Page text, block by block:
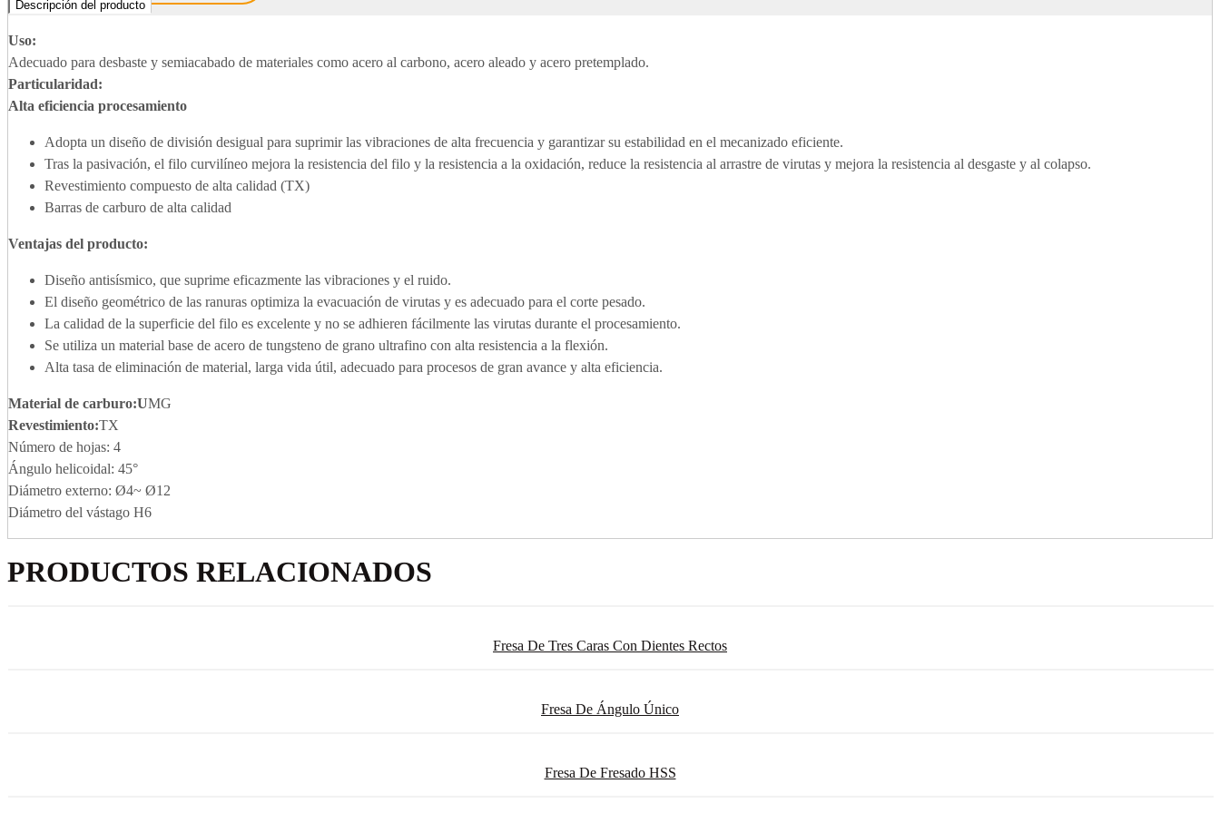
Descripción del producto
Uso:
Adecuado para desbaste y semiacabado de materiales como acero al carbono, acero aleado y acero pretemplado.
Particularidad:
Alta eficiencia procesamiento
Adopta un diseño de división desigual para suprimir las vibraciones de alta frecuencia y garantizar su estabilidad en el mecanizado eficiente.
Tras la pasivación, el filo curvilíneo mejora la resistencia del filo y la resistencia a la oxidación, reduce la resistencia al arrastre de virutas y mejora la resistencia al desgaste y al colapso.
Revestimiento compuesto de alta calidad (TX)
Barras de carburo de alta calidad
Ventajas del producto:
Diseño antisísmico, que suprime eficazmente las vibraciones y el ruido.
El diseño geométrico de las ranuras optimiza la evacuación de virutas y es adecuado para el corte pesado.
La calidad de la superficie del filo es excelente y no se adhieren fácilmente las virutas durante el procesamiento.
Se utiliza un material base de acero de tungsteno de grano ultrafino con alta resistencia a la flexión.
Alta tasa de eliminación de material, larga vida útil, adecuado para procesos de gran avance y alta eficiencia.
Material de carburo:UMG
Revestimiento:TX
Número de hojas: 4
Ángulo helicoidal: 45°
Diámetro externo: Ø4~ Ø12
Diámetro del vástago H6
PRODUCTOS RELACIONADOS
Fresa De Tres Caras Con Dientes Rectos
Fresa De Ángulo Único
Fresa De Fresado HSS